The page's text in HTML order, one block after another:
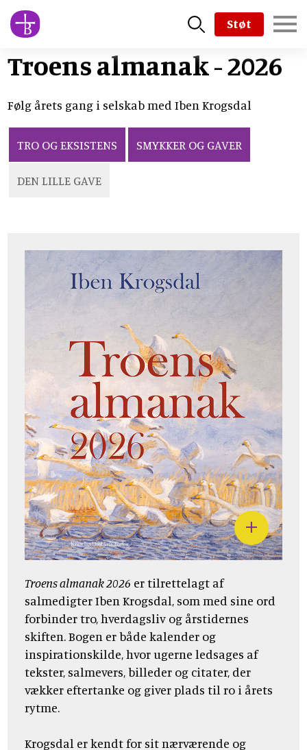
Skip
to
content
Støt
Troens almanak - 2026
Følg årets gang i selskab med Iben Krogsdal
TRO OG EKSISTENS SMYKKER OG GAVER
DEN LILLE GAVE
Troens almanak 2026 er tilrettelagt af
salmedigter Iben Krogsdal, som med sine ord
forbinder tro, hverdagsliv og årstidernes
skiften. Bogen er både kalender og
inspirationskilde, hvor ugerne ledsages af
tekster, salmevers, billeder og citater, der
vækker eftertanke og giver plads til ro i årets
rytme.
Krogsdal er kendt for sit nærværende og